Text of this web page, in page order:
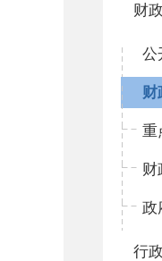
财
公
财
重
财
政
行